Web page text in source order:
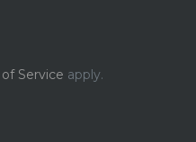
Service apply.